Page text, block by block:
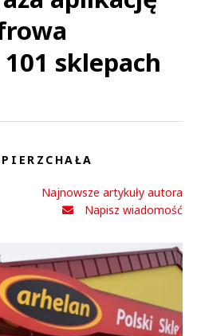
sklepach
Najnowsze artykuły autora
Napisz wiadomość